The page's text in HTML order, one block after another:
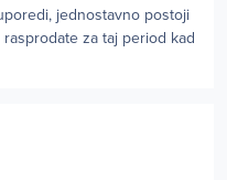
jednostavno postoji
za taj period kad